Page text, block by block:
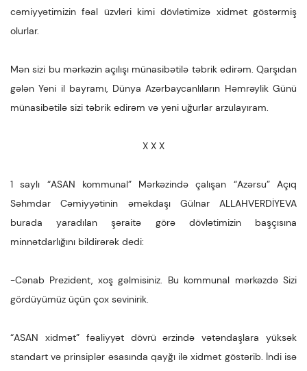
cəmiyyətimizin fəal üzvləri kimi dövlətimizə xidmət göstərmiş
olurlar.
Mən sizi bu mərkəzin açılışı münasibətilə təbrik edirəm. Qarşıdan
gələn Yeni il bayramı, Dünya Azərbaycanlıların Həmrəylik Günü
münasibətilə sizi təbrik edirəm və yeni uğurlar arzulayıram.
X X X
1 saylı “ASAN kommunal” Mərkəzində çalışan “Azərsu” Açıq
Səhmdar Cəmiyyətinin əməkdaşı Gülnar ALLAHVERDİYEVA
burada yaradılan şəraitə görə dövlətimizin başçısına
minnətdarlığını bildirərək dedi:
-Cənab Prezident, xoş gəlmisiniz. Bu kommunal mərkəzdə Sizi
gördüyümüz üçün çox sevinirik.
“ASAN xidmət” fəaliyyət dövrü ərzində vətəndaşlara yüksək
standart və prinsiplər əsasında qayğı ilə xidmət göstərib. İndi isə